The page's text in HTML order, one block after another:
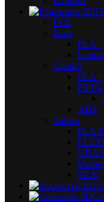
PCL
Esun
PLA+
Creality
PLA+
PETG
ABS
Sakata
PLA
SILK